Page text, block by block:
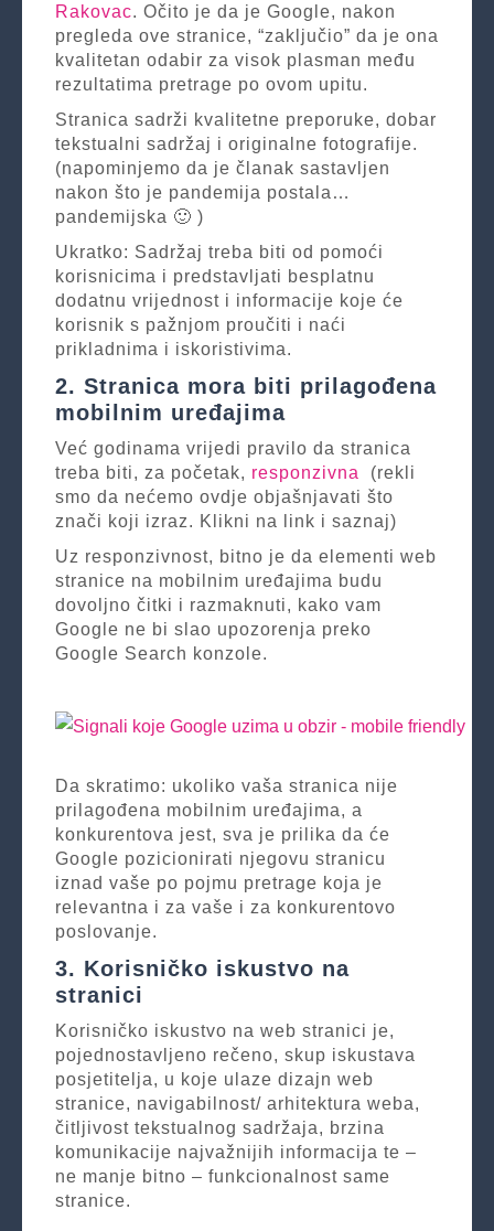
Rakovac. Očito je da je Google, nakon
pregleda ove stranice, “zaključio” da je ona
kvalitetan odabir za visok plasman među
rezultatima pretrage po ovom upitu.
Stranica sadrži kvalitetne preporuke, dobar
tekstualni sadržaj i originalne fotografije.
(napominjemo da je članak sastavljen
nakon što je pandemija postala…
pandemijska 🙂 )
Ukratko: Sadržaj treba biti od pomoći
korisnicima i predstavljati besplatnu
dodatnu vrijednost i informacije koje će
korisnik s pažnjom proučiti i naći
prikladnima i iskoristivima.
2. Stranica mora biti prilagođena
mobilnim uređajima
Već godinama vrijedi pravilo da stranica
treba biti, za početak, responzivna
(rekli
smo da nećemo ovdje objašnjavati što
znači koji izraz. Klikni na link i saznaj)
Uz responzivnost, bitno je da elementi web
stranice na mobilnim uređajima budu
dovoljno čitki i razmaknuti, kako vam
Google ne bi slao upozorenja preko
Google Search konzole.
Da skratimo: ukoliko vaša stranica nije
prilagođena mobilnim uređajima, a
konkurentova jest, sva je prilika da će
Google pozicionirati njegovu stranicu
iznad vaše po pojmu pretrage koja je
relevantna i za vaše i za konkurentovo
poslovanje.
3. Korisničko iskustvo na
stranici
Korisničko iskustvo na web stranici je,
pojednostavljeno rečeno, skup iskustava
posjetitelja, u koje ulaze dizajn web
stranice, navigabilnost/ arhitektura weba,
čitljivost tekstualnog sadržaja, brzina
komunikacije najvažnijih informacija te –
ne manje bitno – funkcionalnost same
stranice.